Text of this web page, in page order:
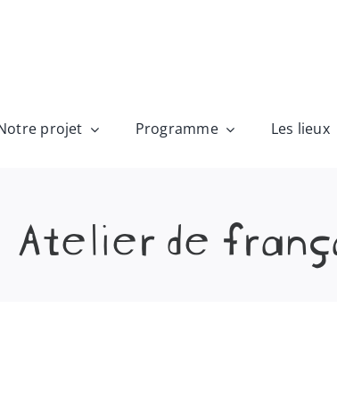
projet Programme Les lieux
Atelier de